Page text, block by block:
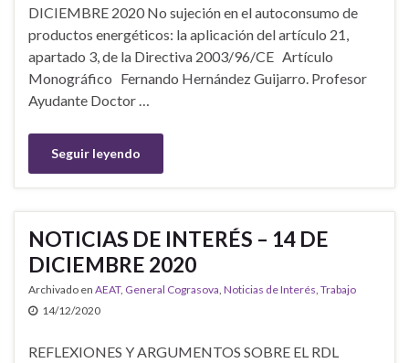
DICIEMBRE 2020 No sujeción en el autoconsumo de
productos energéticos: la aplicación del artículo 21,
apartado 3, de la Directiva 2003/96/CE Artículo
Monográfico Fernando Hernández Guijarro. Profesor
Ayudante Doctor …
Seguir leyendo
NOTICIAS DE INTERÉS – 14 DE
DICIEMBRE 2020
Archivado en AEAT, General Cograsova Noticias de Interés Trabajo
14/12/2020
REFLEXIONES Y ARGUMENTOS SOBRE EL RDL